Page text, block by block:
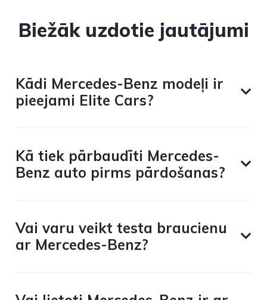
Biežāk uzdotie jautājumi
Kādi Mercedes-Benz modeļi ir
pieejami Elite Cars?
Kā tiek pārbaudīti Mercedes-
Benz auto pirms pārdošanas?
Vai varu veikt testa braucienu
ar Mercedes-Benz?